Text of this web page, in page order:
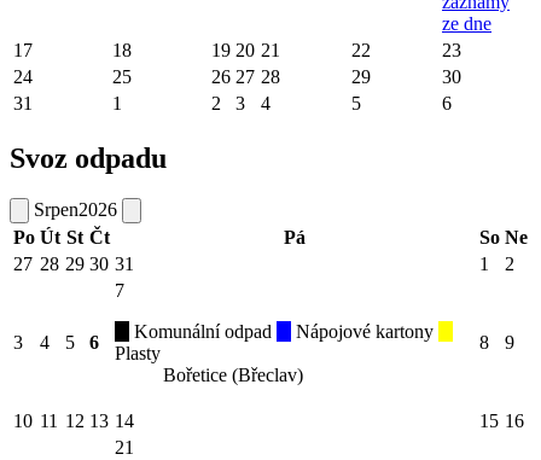
ze dne
17
18 19 20 21 22
23
24
25 26 27 28 29
30
31
1 2 3 4 5 6
Svoz odpadu
Srpen2026
Po Út St Čt Pá So Ne
27 28 29 30 31 1 2
3 4 5 6
7
Komunální odpad
Nápojové kartony
Plasty
Bořetice (Břeclav)
8 9
10 11 12 13 14 15 16
21